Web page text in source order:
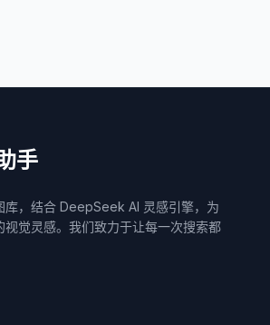
手
库，结合 DeepSeek AI 灵感引擎，为
视觉灵感。我们致力于让每一次搜索都